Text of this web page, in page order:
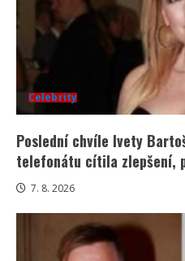
Celebrity
Poslední chvíle Ivety
telefonátu cítila zlepšení,
7. 8. 2026